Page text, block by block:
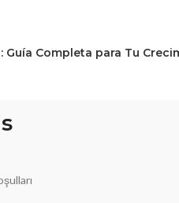
Guía Completa para Tu